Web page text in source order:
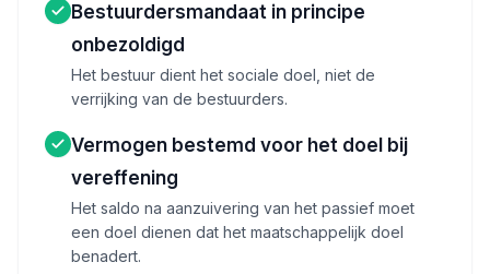
Bestuurdersmandaat in principe
onbezoldigd
Het bestuur dient het sociale doel, niet de
verrijking van de bestuurders.
Vermogen bestemd voor het doel bij
vereffening
Het saldo na aanzuivering van het passief moet
een doel dienen dat het maatschappelijk doel
benadert.